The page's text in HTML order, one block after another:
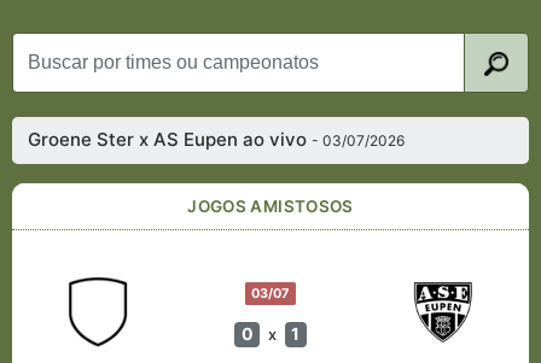
Groene Ster x AS Eupen ao vivo- 03/07/2026
JOGOS AMISTOSOS
03/07
0 x 1